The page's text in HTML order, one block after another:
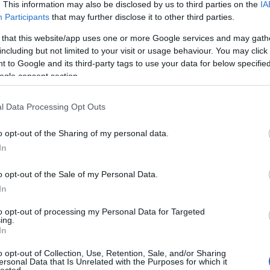
This information may also be disclosed by us to third parties on the
Participants that may further disclose it to other third parties.
that this website/app uses one or more Google services and may
but not limited to your visit or usage behaviour. You may
to Google and its third-party tags to use your data for below
consent section.
Data Processing Opt Outs
opt-out of the Sharing of my personal data.
opt-out of the Sale of my Personal Data.
opt-out of processing my Personal Data for Targeted
opt-out of Collection, Use, Retention, Sale, and/or Sharing
Data that Is Unrelated with the Purposes for which it